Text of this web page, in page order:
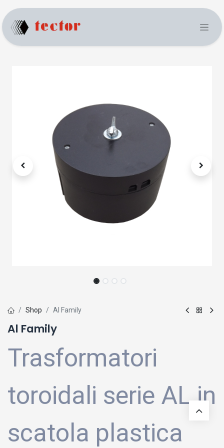
Shop Al Family
Al Family
Trasformatori
toroidali serie AL in
scatola plastica